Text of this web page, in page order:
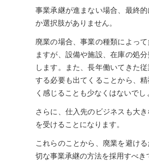
事業承継が進まない場合、最終的
か選択肢がありません。
廃業の場合、事業の種類によって
ますが、設備や施設、在庫の処
します。また、長年働いてきた
する必要も出てくることから、精
く感じることも少なくはないでし
さらに、仕入先のビジネスも大
を受けることになります。
これらのことから、廃業を避け
切な事業承継の方法を採用すべき